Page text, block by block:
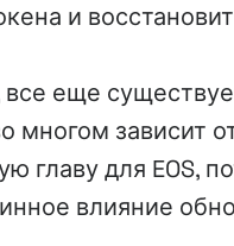
и
еще
многом зависит
главу для EOS,
влияние